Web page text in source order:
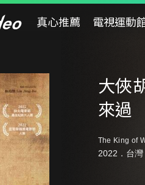
真心推薦 電視運動
大俠
來過
The King of
2022．台灣